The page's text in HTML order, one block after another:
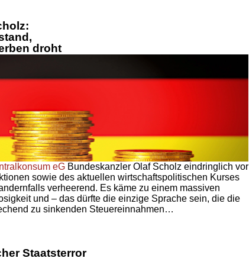
droht
eG Bundeskanzler Olaf Scholz eindringlich vor
sowie des aktuellen wirtschaftspolitischen Kurses
verheerend. Es käme zu einem massiven
und – das dürfte die einzige Sprache sein, die die
zu sinkenden Steuereinnahmen…
Staatsterror